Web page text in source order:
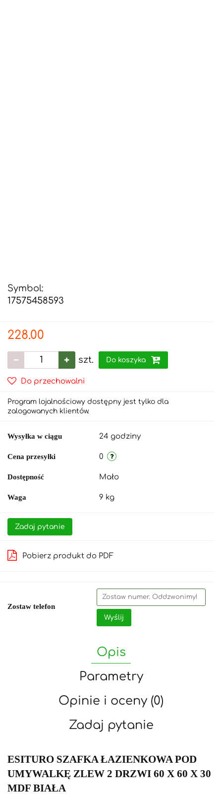
Symbol:
17575458593
228.00
szt. Do koszyka
Do przechowalni
Program lojalnościowy dostępny jest tylko dla
zalogowanych klientów.
Wysyłka w ciągu 24 godziny
Cena przesyłki 0
Dostępność Mało
Waga 9 kg
Zadaj pytanie
Pobierz produkt do PDF
Zostaw telefon
Wyślij
Opis
Parametry
Opinie i oceny (0)
Zadaj pytanie
ESITURO SZAFKA ŁAZIENKOWA POD
UMYWALKĘ ZLEW 2 DRZWI 60 X 60 X 30
MDF BIAŁA